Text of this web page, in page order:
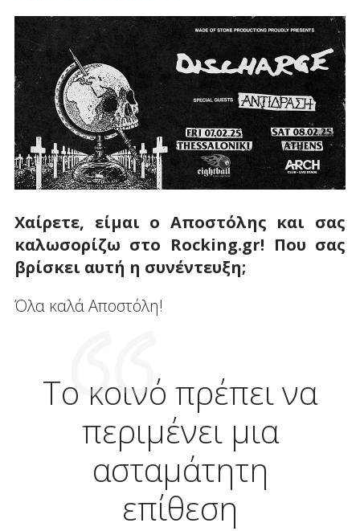
Χαίρετε, είμαι ο Αποστόλης και σας
καλωσορίζω στο Rocking.gr! Που σας
βρίσκει αυτή η συνέντευξη;
Όλα καλά Αποστόλη!
Το κοινό πρέπει να
περιμένει μια
ασταμάτητη
επίθεση